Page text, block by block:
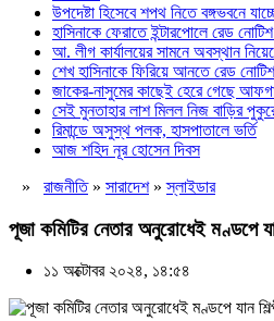
উপদেষ্টা হিসেবে শপথ নিতে বঙ্গভবনে
হাসিনাকে ফেরাতে ইন্টারপোলে রেড
আ. লীগ কার্যালয়ের সামনে অবস্থান
শেখ হাসিনাকে ফিরিয়ে আনতে রেড
জাকের-নাসুমের কাছেই হেরে গেছে
সেই মুনতাহার লাশ মিলল নিজ বাড়ির
রিমান্ডে অসুস্থ পলক, হাসপাতালে ভর্তি
আজ শহিদ নূর হোসেন দিবস
» রাজনীতি» সারাদেশ»স্লাইডার
পূজা কমিটির নেতার অনুরোধেই মণ্ডপে
১১ অক্টোবর ২০২৪, ১৪:৫৪